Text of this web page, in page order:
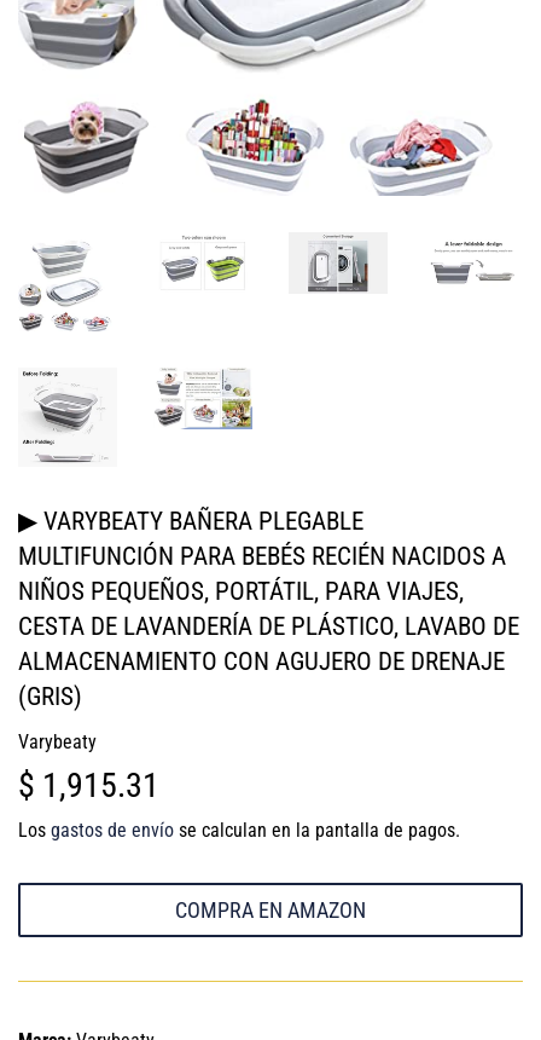
▶ VARYBEATY BAÑERA PLEGABLE
MULTIFUNCIÓN PARA BEBÉS RECIÉN NACIDOS A
NIÑOS PEQUEÑOS, PORTÁTIL, PARA VIAJES,
CESTA DE LAVANDERÍA DE PLÁSTICO, LAVABO DE
ALMACENAMIENTO CON AGUJERO DE DRENAJE
(GRIS)
Varybeaty
$ 1,915.31
1,915.31
Los gastos de envío se calculan en la pantalla de pagos.
COMPRA EN AMAZON